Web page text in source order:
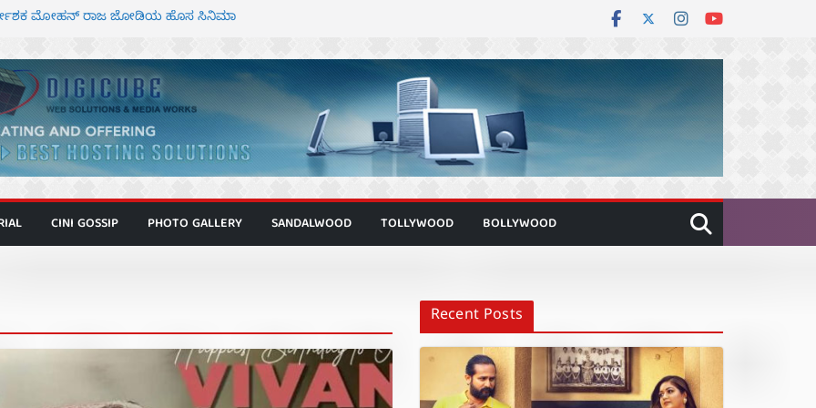
ಮೋಹನ್ ರಾಜ ಜೋಡಿಯ ಹೊಸ ಸಿನಿಮಾ
ಅಜೇಯಂ” ಹಾಡಿದ ದೃಶ್ಯ ವೈಭವ
ಶಿವಣ್ಣ ಅಭಿನಯದ ‘ಬಾಸ್’ ಚಿತ್ರ ತೆರೆಗೆ
ಮಿತ್ರ ಅಭಿನಯದ “ಮಹಾನ್” ಫಸ್ಟ್ ಲುಕ್
CINI GOSSIP PHOTO GALLERY SANDALWOOD TOLLYWOOD BOLLYWOOD
Recent Posts